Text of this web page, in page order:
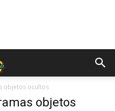
objetos ocultos
objetos